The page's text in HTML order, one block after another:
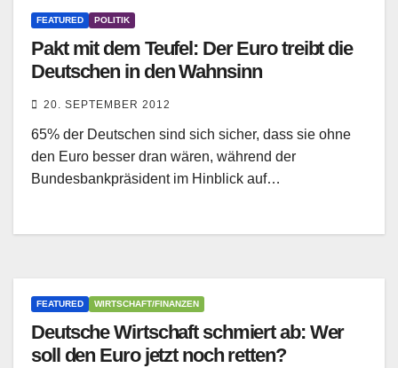
FEATURED POLITIK
Pakt mit dem Teufel: Der Euro treibt die
Deutschen in den Wahnsinn
20. SEPTEMBER 2012
65% der Deutschen sind sich sicher, dass sie ohne
den Euro besser dran wären, während der
Bundesbankpräsident im Hinblick auf…
FEATURED WIRTSCHAFT/FINANZEN
Deutsche Wirtschaft schmiert ab: Wer
soll den Euro jetzt noch retten?